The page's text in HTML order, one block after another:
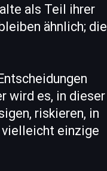
als Teil ihrer
ähnlich; die
wird es, in dieser
riskieren, in
vielleicht einzige